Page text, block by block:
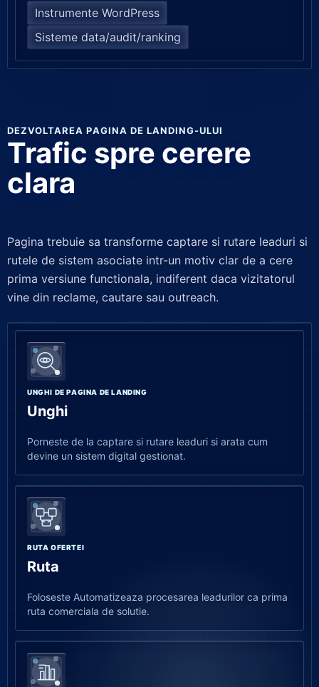
Instrumente WordPress
Sisteme data/audit/ranking
DEZVOLTAREA PAGINA DE LANDING-ULUI
Trafic spre cerere
clara
Pagina trebuie sa transforme captare si rutare leaduri si
rutele de sistem asociate intr-un motiv clar de a cere
prima versiune functionala, indiferent daca vizitatorul
vine din reclame, cautare sau outreach.
UNGHI DE PAGINA DE LANDING
Unghi
Porneste de la captare si rutare leaduri si arata cum
devine un sistem digital gestionat.
RUTA OFERTEI
Ruta
Foloseste Automatizeaza procesarea leadurilor ca prima
ruta comerciala de solutie.